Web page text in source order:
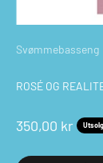
Svømmebasseng
ROSÉ OG
Salgspris
350,00 kr